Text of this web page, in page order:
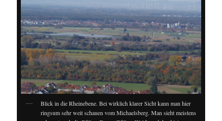
Blick in die Rheinebene. Bei wirklich klarer Sicht kann man hier
ringsum sehr weit schauen vom Michaelsberg. Man sieht meistens